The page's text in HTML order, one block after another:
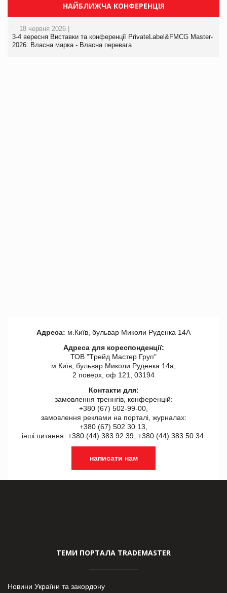
НАЙБЛИЖЧА КОНФЕРЕНЦІЯ
18 червня 2026 |
3-4 вересня Виставки та конференції PrivateLabel&FMCG Master-
2026: Власна марка - Власна перевага
Адреса: м.Київ, бульвар Миколи Руденка 14А
Адреса для кореспонденції:
ТОВ "Tрейд Мастер Груп"
м.Київ, бульвар Миколи Руденка 14а,
2 поверх, оф 121, 03194
Контакти для:
замовлення треннгів, конференцій:
+380 (67) 502-99-00,
замовлення реклами на порталі, журналах:
+380 (67) 502 30 13,
інші питання: +380 (44) 383 92 39, +380 (44) 383 50 34.
написати нам
ТЕМИ ПОРТАЛА TRADEMASTER
Новини України та закордону